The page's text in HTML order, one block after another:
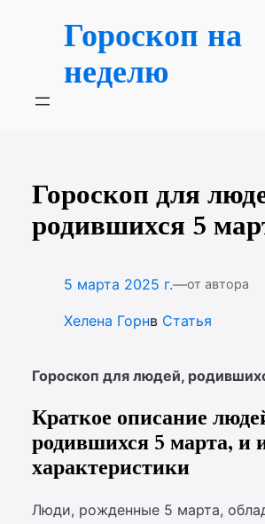
содержимомуГороскоп на
неделю
Гороскоп для
родившихся 5
5 марта 2025 г.—от автора
Хелена Горнв Статья
Гороскоп для людей,
Краткое описание
родившихся 5 марта, и
характеристики
Люди, рожденные 5 марта,